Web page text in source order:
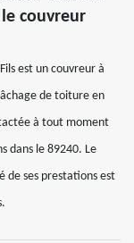
le couvreur
est un couvreur à
de toiture en
à tout moment
dans le 89240. Le
de ses prestations est